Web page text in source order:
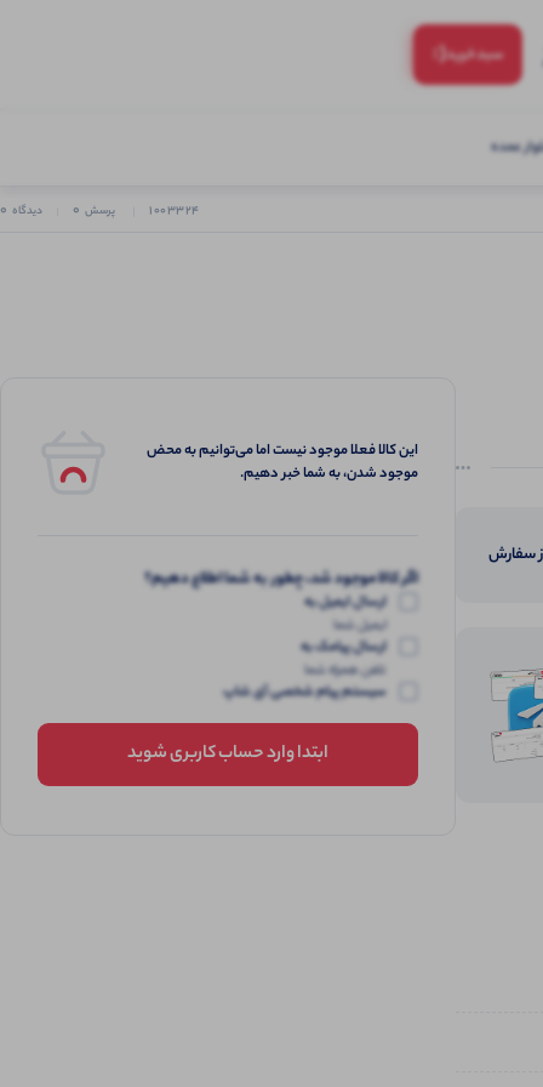
سبد‌خرید(:
عمده
1003324 پرسش 0 دیدگاه 0
سفارش
این کالا فعلا موجود نیست اما می‌توانیم به محض
موجود شدن، به شما خبر دهیم.
اگر کالا موجود شد، چطور به شما اطلاع دهیم؟
ارسال ایمیل به
ایمیل شما
ارسال پیامک به
تلفن همراه شما
سیستم پیام شخصی آی شاپ
ابتدا وارد حساب کاربری شوید